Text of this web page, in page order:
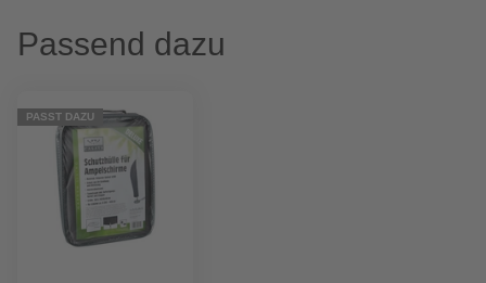
Passend dazu
PASST DAZU